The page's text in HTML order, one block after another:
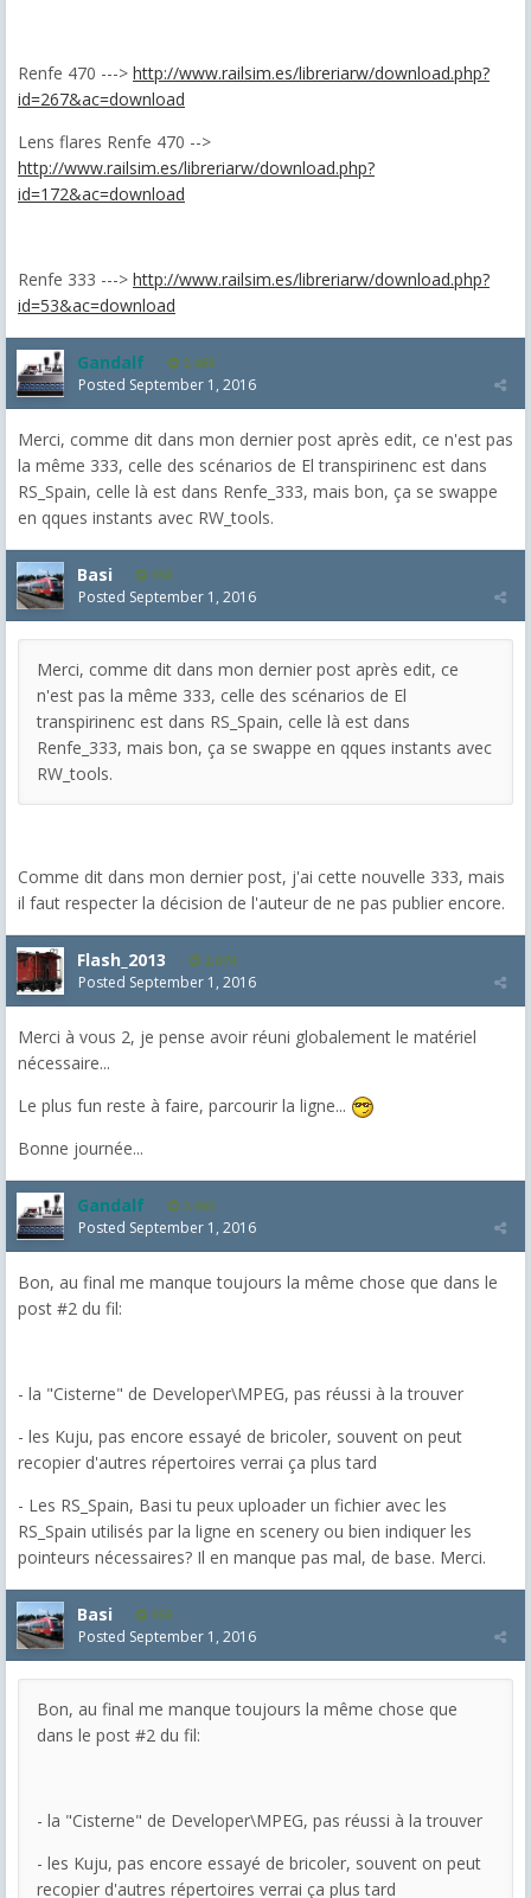
Renfe 470 ---> http://www.railsim.es/libreriarw/download.php?
id=267&ac=download
Lens flares Renfe 470 -->
http://www.railsim.es/libreriarw/download.php?
id=172&ac=download
Renfe 333 ---> http://www.railsim.es/libreriarw/download.php?
id=53&ac=download
Gandalf 2,463
Posted September 1, 2016
Merci, comme dit dans mon dernier post après edit, ce n'est pas
la même 333, celle des scénarios de El transpirinenc est dans
RS_Spain, celle là est dans Renfe_333, mais bon, ça se swappe
en qques instants avec RW_tools.
Basi 158
Posted September 1, 2016
Merci, comme dit dans mon dernier post après edit, ce
n'est pas la même 333, celle des scénarios de El
transpirinenc est dans RS_Spain, celle là est dans
Renfe_333, mais bon, ça se swappe en qques instants avec
RW_tools.
Comme dit dans mon dernier post, j'ai cette nouvelle 333, mais
il faut respecter la décision de l'auteur de ne pas publier encore.
Flash_2013 2,074
Posted September 1, 2016
Merci à vous 2, je pense avoir réuni globalement le matériel
nécessaire...
Le plus fun reste à faire, parcourir la ligne...
Bonne journée...
Gandalf 2,463
Posted September 1, 2016
Bon, au final me manque toujours la même chose que dans le
post #2 du fil:
- la "Cisterne" de Developer\MPEG, pas réussi à la trouver
- les Kuju, pas encore essayé de bricoler, souvent on peut
recopier d'autres répertoires verrai ça plus tard
- Les RS_Spain, Basi tu peux uploader un fichier avec les
RS_Spain utilisés par la ligne en scenery ou bien indiquer les
pointeurs nécessaires? Il en manque pas mal, de base. Merci.
Basi 158
Posted September 1, 2016
Bon, au final me manque toujours la même chose que
dans le post #2 du fil:
- la "Cisterne" de Developer\MPEG, pas réussi à la trouver
- les Kuju, pas encore essayé de bricoler, souvent on peut
recopier d'autres répertoires verrai ça plus tard